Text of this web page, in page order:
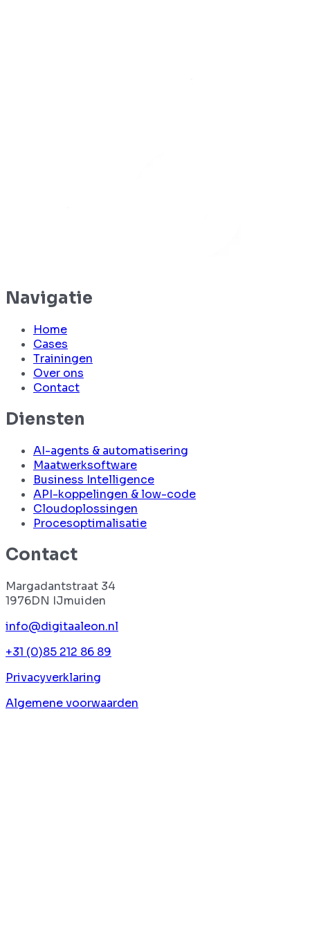
Navigatie
Home
Cases
Trainingen
Over ons
Contact
Diensten
AI-agents & automatisering
Maatwerksoftware
Business Intelligence
API-koppelingen & low-code
Cloudoplossingen
Procesoptimalisatie
Contact
Margadantstraat 34
1976DN IJmuiden
info@digitaaleon.nl
+31 (0)85 212 86 89
Privacyverklaring
Algemene voorwaarden